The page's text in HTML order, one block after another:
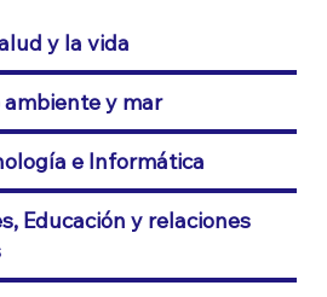
y la vida
ambiente y mar
e Informática
Educación y relaciones